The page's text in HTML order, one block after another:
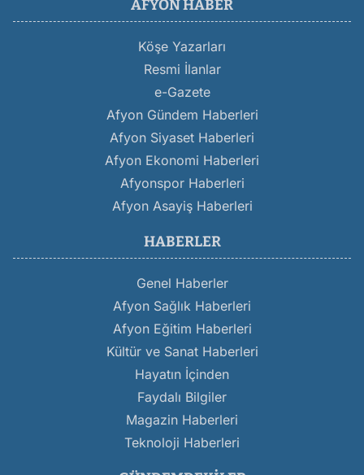
AFYON HABER
Köşe Yazarları
Resmi İlanlar
e-Gazete
Afyon Gündem Haberleri
Afyon Siyaset Haberleri
Afyon Ekonomi Haberleri
Afyonspor Haberleri
Afyon Asayiş Haberleri
HABERLER
Genel Haberler
Afyon Sağlık Haberleri
Afyon Eğitim Haberleri
Kültür ve Sanat Haberleri
Hayatın İçinden
Faydalı Bilgiler
Magazin Haberleri
Teknoloji Haberleri